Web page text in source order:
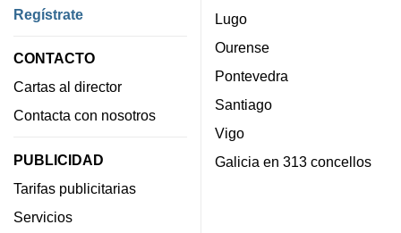
Regístrate
CONTACTO
Cartas al director
Contacta con nosotros
PUBLICIDAD
Tarifas publicitarias
Servicios
Lugo
Ourense
Pontevedra
Santiago
Vigo
Galicia en 313 concellos